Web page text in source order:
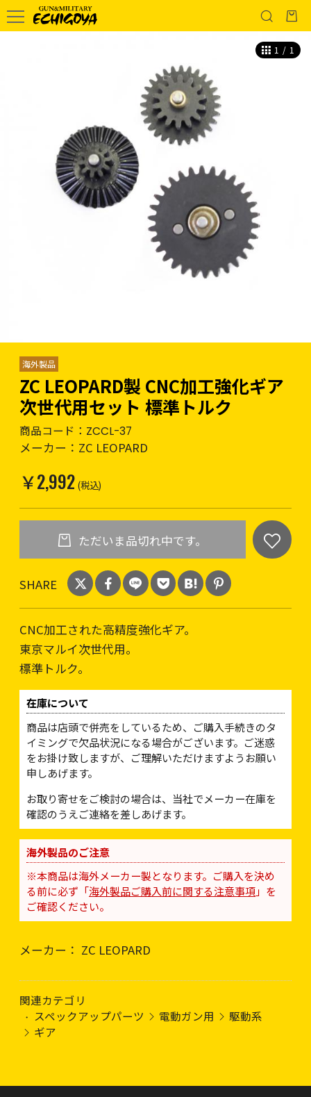
1 / 1
海外製品
ZC LEOPARD製 CNC加工強化ギア
次世代用セット 標準トルク
商品コード： ZCCL-37
メーカー： ZC LEOPARD
￥2,992 (税込)
ただいま品切れ中です。
SHARE
CNC加工された高精度強化ギア。
東京マルイ次世代用。
標準トルク。
在庫について
商品は店頭で併売をしているため、ご購入手続きのタ
イミングで欠品状況になる場合がございます。ご迷惑
をお掛け致しますが、ご理解いただけますようお願い
申しあげます。
お取り寄せをご検討の場合は、当社でメーカー在庫を
確認のうえご連絡を差しあげます。
海外製品のご注意
※本商品は海外メーカー製となります。ご購入を決め
る前に必ず「海外製品ご購入前に関する注意事項」を
ご確認ください。
メーカー： ZC LEOPARD
関連カテゴリ
スペックアップパーツ
電動ガン用
駆動系
ギア